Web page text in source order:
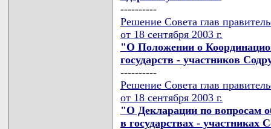
----------
Решение Совета глав
от 18 сентября 2003 г.
"О Положении о
государств - участников
----------
Решение Совета глав
от 18 сентября 2003 г.
"О Декларации по вопросам
в государствах - участниках